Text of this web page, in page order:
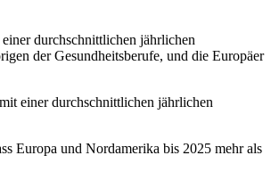
durchschnittlichen jährlichen
der Gesundheitsberufe, und die Europäer
einer durchschnittlichen jährlichen
Europa und Nordamerika bis 2025 mehr als